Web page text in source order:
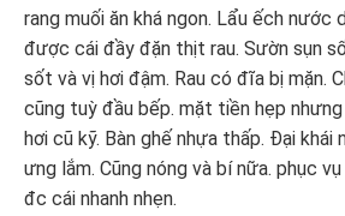
rang muối ăn khá ngon. Lẩu ếch nước
được cái đầy đặn thịt rau. Sườn sụn
sốt và vị hơi đậm. Rau có đĩa bị mặn.
cũng tuỳ đầu bếp. mặt tiền hẹp
hơi cũ kỹ. Bàn ghế nhựa thấp. Đại khái
ưng lắm. Cũng nóng và bí nữa. phục
đc cái nhanh nhẹn.